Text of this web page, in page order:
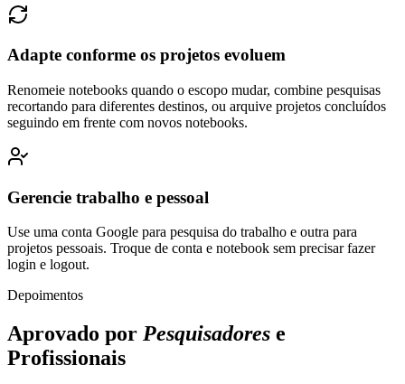
Adapte conforme os projetos evoluem
Renomeie notebooks quando o escopo mudar, combine pesquisas
recortando para diferentes destinos, ou arquive projetos concluídos
seguindo em frente com novos notebooks.
Gerencie trabalho e pessoal
Use uma conta Google para pesquisa do trabalho e outra para
projetos pessoais. Troque de conta e notebook sem precisar fazer
login e logout.
Depoimentos
Aprovado por Pesquisadores e
Profissionais